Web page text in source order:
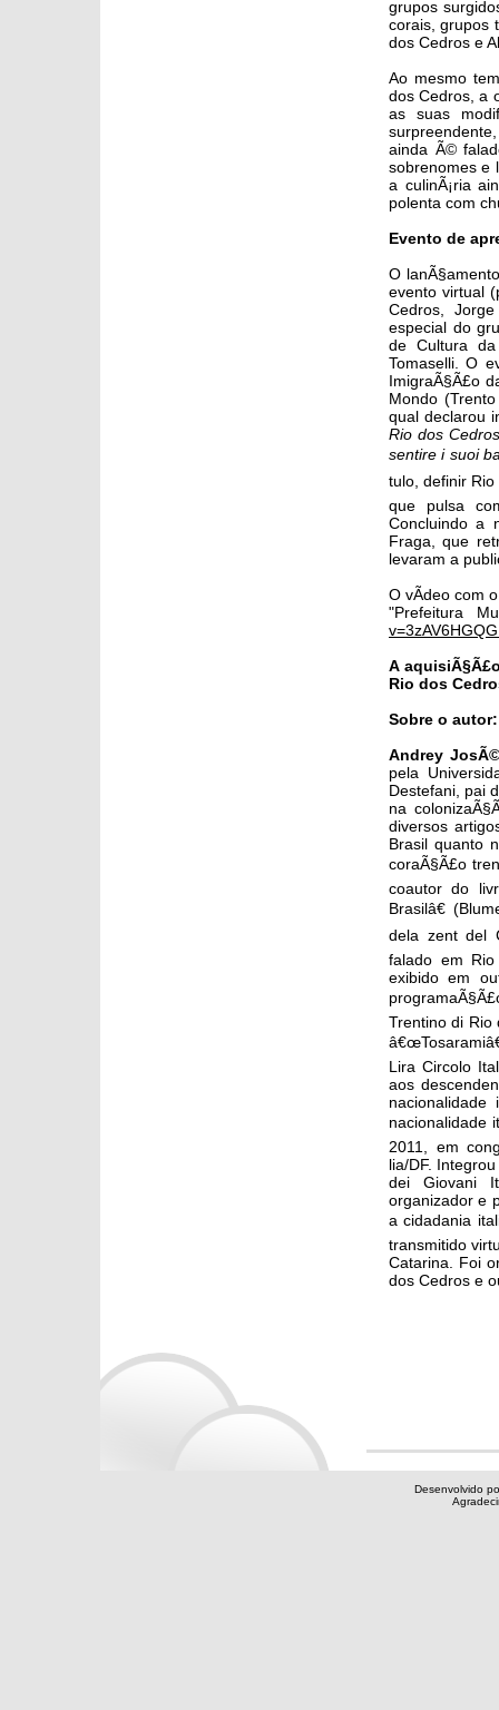
grupos
corais, grupos
dos Cedros e
Ao mesmo
dos Cedros, a
as suas
ainda Ã©
sobrenomes e
a culinÃ¡ria
polenta com
Evento de
O
evento virtual
Cedros,
especial do
de Cultura
Tomaselli. O
ImigraÃ§Ã£o
Mondo
qual declarou
Rio dos
sentire i suoi
tulo, definir
que pulsa
Concluindo a
Fraga, que
levaram a
O vÃ­deo com
"Prefeitura
A
Rio dos
Sobre o autor:
Andrey
pela
Destefani, pai
na
diversos
Brasil quanto
coraÃ§Ã£o
coautor do
Brasilâ€
dela zent del
falado em
exibido em
Trentino di Rio
Lira Circolo
aos
nacionalidade
2011, em
lia/DF.
dei Giovani
organizador e
a cidadania
transmitido
Catarina. Foi
dos Cedros e
Desenvolvido